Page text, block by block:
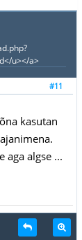
u></a>
#11
kasutan
aga algse ...